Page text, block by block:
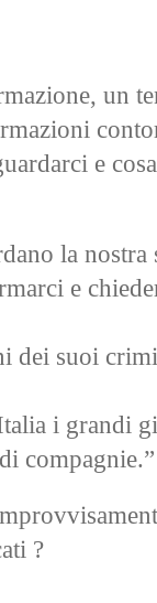
un
e
la nostra
e
dei suoi
i grandi
compagnie.”
?